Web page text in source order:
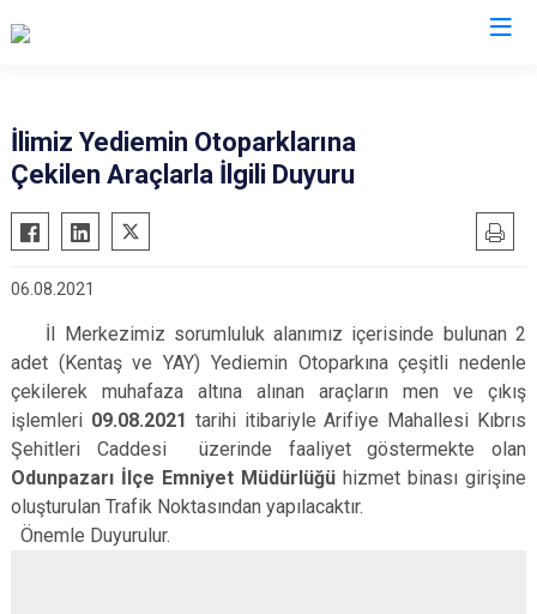
İlimiz Yediemin Otoparklarına
Çekilen Araçlarla İlgili Duyuru
06.08.2021
İl Merkezimiz sorumluluk alanımız içerisinde bulunan 2
adet (Kentaş ve YAY) Yediemin Otoparkına çeşitli nedenle
çekilerek muhafaza altına alınan araçların men ve çıkış
işlemleri 09.08.2021 tarihi itibariyle Arifiye Mahallesi Kıbrıs
Şehitleri Caddesi üzerinde faaliyet göstermekte olan
Odunpazarı İlçe Emniyet Müdürlüğü hizmet binası girişine
oluşturulan Trafik Noktasından yapılacaktır.
Önemle Duyurulur.